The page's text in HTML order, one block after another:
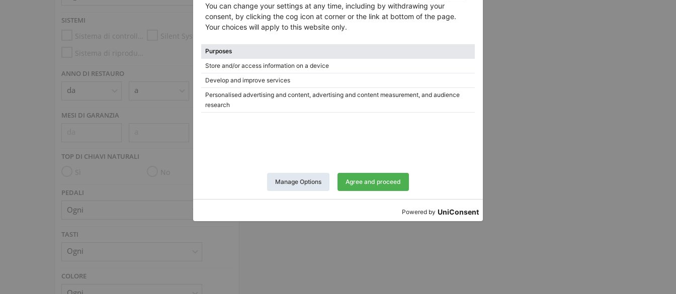
SISTEMI
Sistema di controllo dell’umidità
Silent System
Sistema di riproduzione (es. Disklavier, PianoDisc)
ANNO DI RESTAURO
MESI DI GARANZIA
TOP DI CHIAVI NATURALI
Sì No
PEDALI
TASTI
COLORE